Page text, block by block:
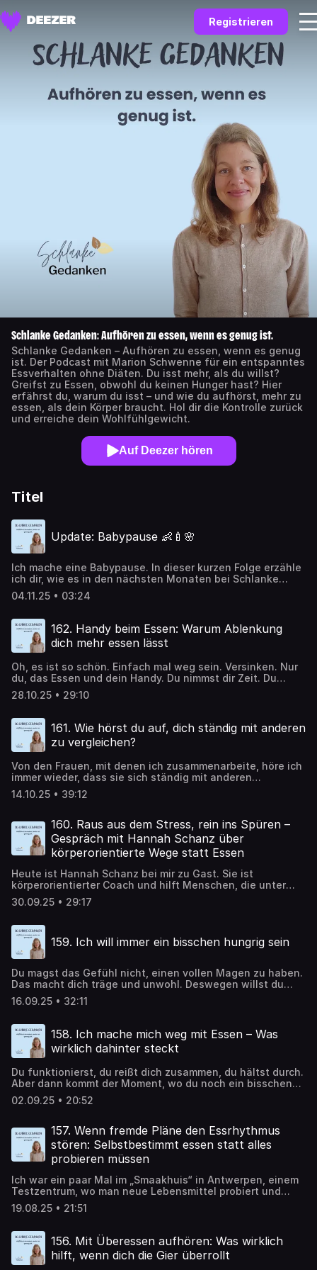
Registrieren
Schlanke Gedanken: Aufhören zu essen, wenn es genug ist.
Schlanke Gedanken – Aufhören zu essen, wenn es genug
ist. Der Podcast mit Marion Schwenne für ein entspanntes
Essverhalten ohne Diäten. Du isst mehr, als du willst?
Greifst zu Essen, obwohl du keinen Hunger hast? Hier
erfährst du, warum du isst – und wie du aufhörst, mehr zu
essen, als dein Körper braucht. Hol dir die Kontrolle zurück
und erreiche dein Wohlfühlgewicht.
Auf Deezer hören
Titel
Update: Babypause 👶🍼🌸
Ich mache eine Babypause. In dieser kurzen Folge erzähle
ich dir, wie es in den nächsten Monaten bei Schlanke
Gedanken weitergeht – und wann du mit neuen Inhalten
rechnen kannst.
04.11.25 • 03:24
162. Handy beim Essen: Warum Ablenkung
dich mehr essen lässt
Oh, es ist so schön. Einfach mal weg sein. Versinken. Nur
du, das Essen und dein Handy. Du nimmst dir Zeit. Du
genießt. Je länger es dauert, umso besser. Ein Video nach
dem anderen. Noch ein Löffel. Noch ein Bissen. Der
Pause. Endlich nichts denken müssen. Aber ist das eine
gute Idee? Ist es ungesund, während des Essens lesen
oder fernzusehen? Kann es sogar zu einer
Wand oder den Insta-Feed anstarrst, während du deine
Tomatensuppe löffelst?
28.10.25 • 29:10
161. Wie hörst du auf, dich ständig mit anderen
zu vergleichen?
Von den Frauen, mit denen ich zusammenarbeite, höre ich
immer wieder, dass sie sich ständig mit anderen
vergleichen – und dass sie darunter leiden. Sie merken,
dass ihnen das Vergleichen nicht guttut, dass es sie
können sie nicht damit aufhören. In dieser Folge schauen
wir uns genauer an, warum du dich überhaupt mit anderen
vergleichst, wie sich das auf dein Essverhalten auswirkt
und wie du endlich mit dem ständigen Vergleichen
aufhören kannst.
14.10.25 • 39:12
160. Raus aus dem Stress, rein ins Spüren –
Gespräch mit Hannah Schanz über
körperorientierte Wege statt Essen
Heute ist Hannah Schanz bei mir zu Gast. Sie ist
körperorientierter Coach und hilft Menschen, die unter
Stress, Perfektionismus und innerer Unruhe leiden, wieder
mehr Verbindung zu ihrem Körper zu finden. Wir haben
Nervensystems verständlich sind, weshalb das nichts mit
mangelnder Willenskraft zu tun hat und wie einfache
Körperübungen helfen können, Anspannung und Leere
30.09.25 • 29:17
159. Ich will immer ein bisschen hungrig sein
Du magst das Gefühl nicht, einen vollen Magen zu haben.
Das macht dich träge und unwohl. Deswegen willst du
immer ein bisschen hungrig sein, isst nur ein paar
Häppchen und wirst nie richtig satt. Am Vormittag
Nachmittag kippt es: du hängst in einem Dauersnacken,
wirst gieriger und überisst dich schließlich. Was steckt
dahinter? Und vor allem: wie kommst du aus dieser
16.09.25 • 32:11
158. Ich mache mich weg mit Essen – Was
wirklich dahinter steckt
Du funktionierst, du reißt dich zusammen, du hältst durch.
Aber dann kommt der Moment, wo du noch ein bisschen
Schokolade brauchst. Oder noch eineetwas Nachschlag
vom Abendessen. Und noch einen Joghurt mit Obst.
nur verschwinden, dich mit Essen wegmachen. Woher das
kommt und wie du damit aufhörst, erfährst du in dieser
Folge.
02.09.25 • 20:52
157. Wenn fremde Pläne den Essrhythmus
stören: Selbstbestimmt essen statt alles
probieren müssen
Ich war ein paar Mal im „Smaakhuis“ in Antwerpen, einem
Testzentrum, wo man neue Lebensmittel probiert und
bewertet. Klingt witzig und ist es auch ein bisschen, aber
schnell habe ich gemerkt: Die Testerei bringt meinen
eigentlich gar nicht essen will – Himbeer-Sorbet statt
Pfefferminzeis, Rippchen statt Spinat. Etwas ähnliches
kennst du wahrscheinlich aus deinem Alltag: Du isst
19.08.25 • 21:51
156. Mit Überessen aufhören: Was wirklich
hilft, wenn dich die Gier überrollt